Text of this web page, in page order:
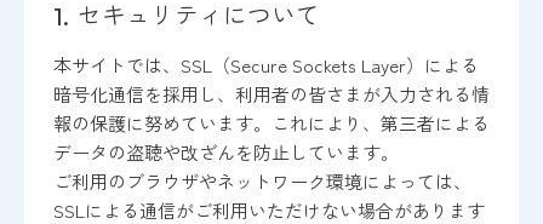
セキュリティについて
本サイトでは、SSL（Secure Sockets Layer）による
暗号化通信を採用し、利用者の皆さまが入力される情
報の保護に努めています。これにより、第三者による
データの盗聴や改ざんを防止しています。
ご利用のブラウザやネットワーク環境によっては、
SSLによる通信がご利用いただけない場合があります